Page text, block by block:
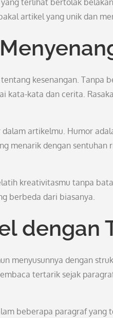
terlihat bertolak
artikel yang unik dan
kesenangan. Tanpa
kata-kata dan cerita.
artikelmu. Humor
menarik dengan sentuhan
kreativitasmu tanpa
berbeda dari biasanya.
dengan
menyusunnya dengan
tertarik sejak
beberapa paragraf yang